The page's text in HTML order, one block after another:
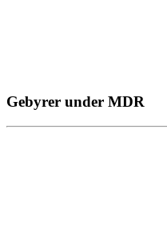
Gebyrer under MDR